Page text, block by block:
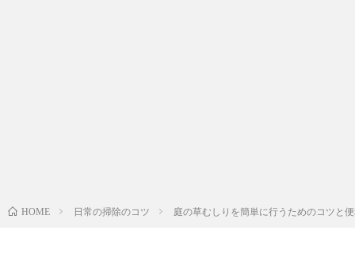
HOME 日常の掃除のコツ 庭の草むしりを簡単に行うためのコツと